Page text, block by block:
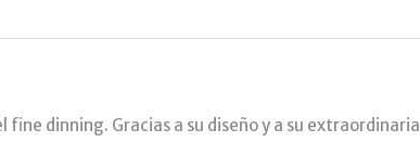
dinning. Gracias a su diseño y a su extraordinaria